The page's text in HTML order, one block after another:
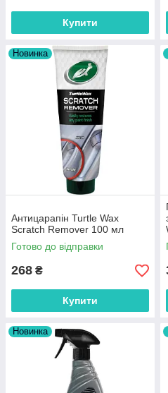
Купити
Новинка
Антицарапін Turtle Wax
Scratch Remover 100 мл
Готово до відправки
268 ₴
Купити
Новинка